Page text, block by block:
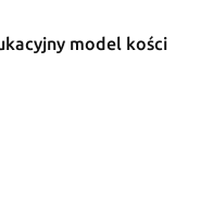
model kości